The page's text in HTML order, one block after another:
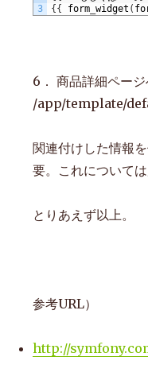
3
{ { form_ widget (
6． 商品詳細ペー
/app/template/
関連付けした情報
要。これについては
とりあえず以上。
参考URL）
http://